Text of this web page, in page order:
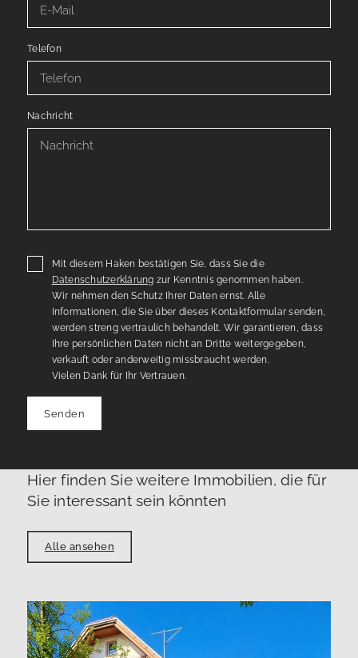
Telefon
Nachricht
Mit diesem Haken bestätigen Sie, dass Sie die
Datenschutzerklärung zur Kenntnis genommen haben.
Wir nehmen den Schutz Ihrer Daten ernst. Alle
Informationen, die Sie über dieses Kontaktformular senden,
werden streng vertraulich behandelt. Wir garantieren, dass
Ihre persönlichen Daten nicht an Dritte weitergegeben,
verkauft oder anderweitig missbraucht werden.
Vielen Dank für Ihr Vertrauen.
Senden
Hier finden Sie weitere Immobilien, die für
Sie interessant sein könnten
Alle ansehen